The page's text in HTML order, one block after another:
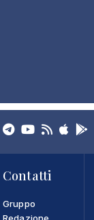
Contatti
Gruppo
Redazione